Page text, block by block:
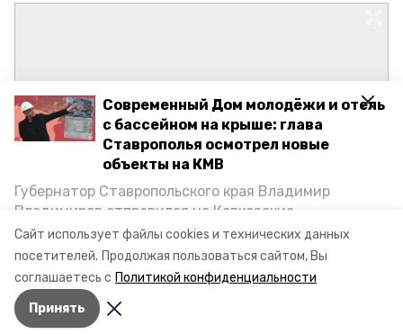
Сайт использует файлы cookies и технических данных
посетителей. Продолжая пользоваться сайтом, Вы
соглашаетесь с Политикой конфиденциальности
Принять
Современный Дом молодёжи и отель
с бассейном на крыше: глава
Ставрополья осмотрел новые
объекты на КМВ
Губернатор Ставропольского края Владимир
Владимиров отправился на Кавказские
Минеральные Воды, чтобы проинспектировать
строительство объектов в Кисловодске и
Минводах, а также выслушать предложения о
постройке новых точек притяжения для местных
жителей. Подробнее — в материале «Победы26».
Авторы: Сергей Гаврилюк